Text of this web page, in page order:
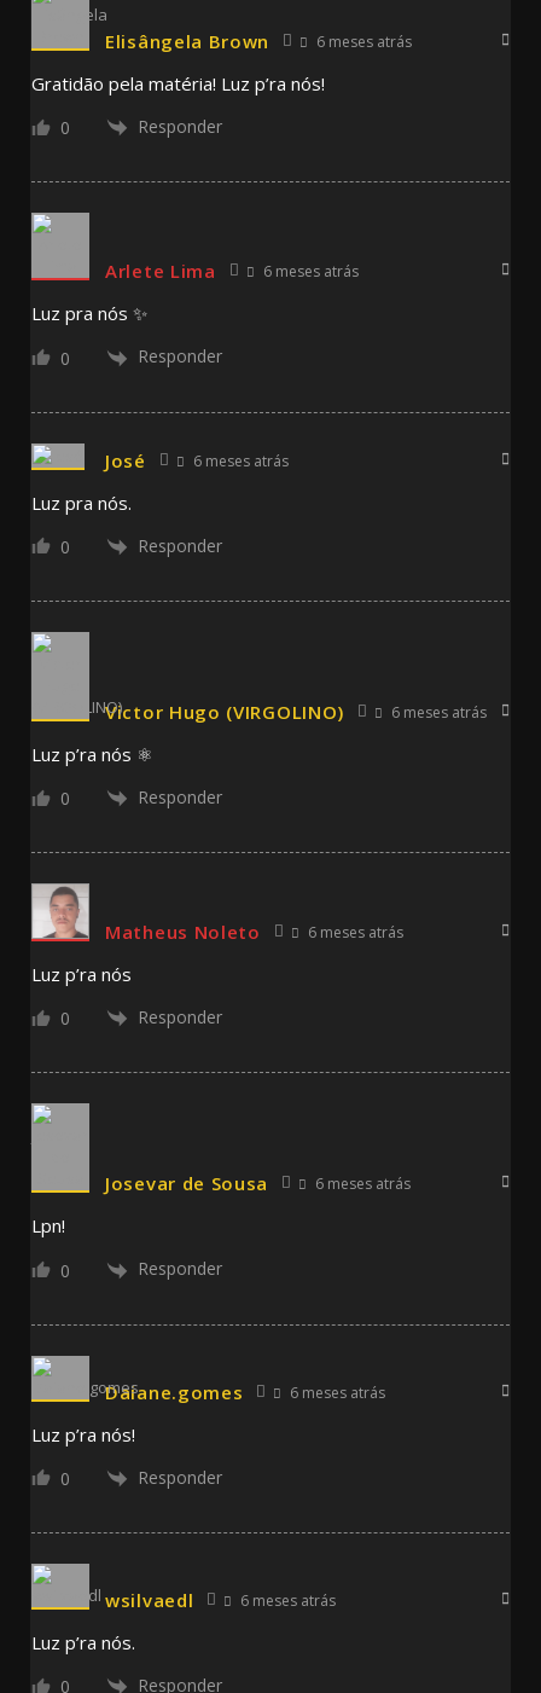
Elisângela Brown 6 meses atrás
Gratidão pela matéria! Luz p’ra nós!
0 Responder
Arlete Lima 6 meses atrás
Luz pra nós ✨
0 Responder
José 6 meses atrás
Luz pra nós.
0 Responder
Victor Hugo (VIRGOLINO) 6 meses atrás
Luz p’ra nós ⚛️
0 Responder
Matheus Noleto 6 meses atrás
Luz p’ra nós
0 Responder
Josevar de Sousa 6 meses atrás
Lpn!
0 Responder
Daiane.gomes 6 meses atrás
Luz p’ra nós!
0 Responder
wsilvaedl 6 meses atrás
Luz p’ra nós.
0 Responder